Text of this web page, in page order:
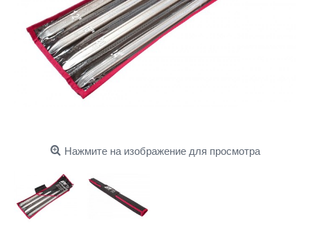
Нажмите на изображение для просмотра